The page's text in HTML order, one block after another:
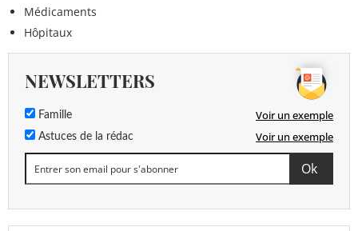
Médicaments
Hôpitaux
NEWSLETTERS
Famille Voir un exemple
Astuces de la rédac Voir un exemple